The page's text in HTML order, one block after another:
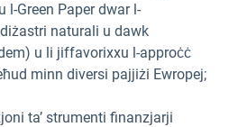
l-Green Paper dwar l-
naturali u dawk
u li jiffavorixxu l-approċċ
minn diversi pajjiżi Ewropej;
ta’ strumenti finanzjarji